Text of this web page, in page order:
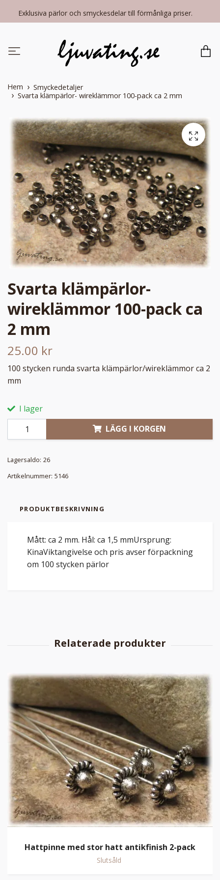
Exklusiva pärlor och smyckesdelar till förmånliga priser.
Hem
Smyckedetaljer
Svarta klämpärlor- wireklämmor 100-pack ca 2 mm
Svarta klämpärlor-
wireklämmor 100-pack ca
2 mm
25.00 kr
100 stycken runda svarta klämpärlor/wireklämmor ca 2
mm
I lager
LÄGG I KORGEN
Lagersaldo: 26
Artikelnummer: 5146
PRODUKTBESKRIVNING
Mått: ca 2 mm. Hål: ca 1,5 mmUrsprung:
KinaViktangivelse och pris avser förpackning
om 100 stycken pärlor
Hattpinne med stor hatt antikfinish 2-pack
Slutsåld